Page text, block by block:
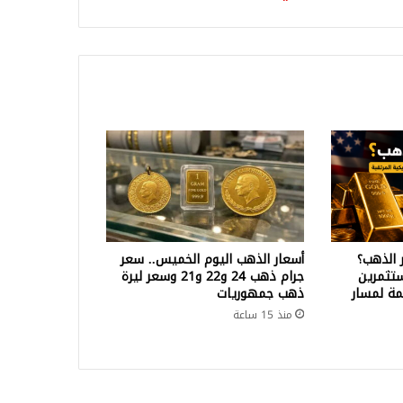
الذهب؟
لمسار
أسعار الذهب اليوم الخميس.. سعر
جرام ذهب 24 و22 و21 وسعر ليرة
ذهب جمهوريات
منذ 15 ساعة